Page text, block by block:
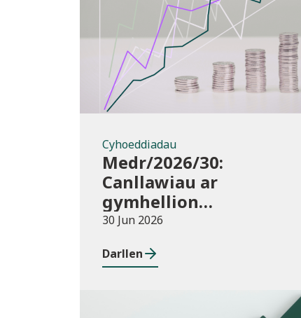
Cyhoeddiadau
Cyhoeddiadau
Medr/2026/30:
Canllawiau ar
gymhellion
hyfforddiant TAR
athrawon yng Nghymru
30 Jun 2026
Darllen